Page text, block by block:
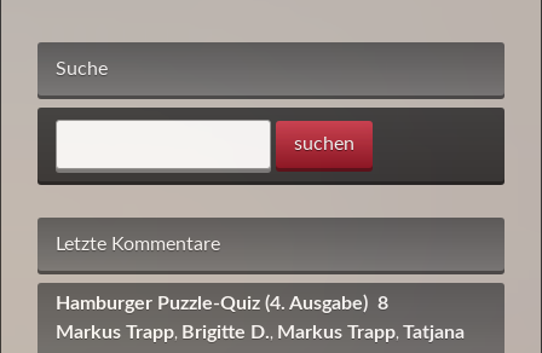
Suche
Letzte Kommentare
Hamburger Puzzle-Quiz (4. Ausgabe) 8
Markus Trapp, Brigitte D., Markus Trapp, Tatjana